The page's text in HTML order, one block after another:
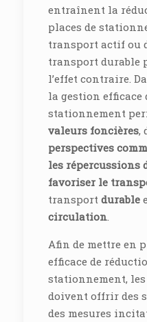
entraînent la
places de
transport actif ou
transport durable
l’effet contraire.
la gestion efficace
stationnement
valeurs foncières,
perspectives
les répercussions
favoriser le
transport durable
circulation.
Afin de mettre en
efficace de
stationnement,
doivent offrir des
des mesures